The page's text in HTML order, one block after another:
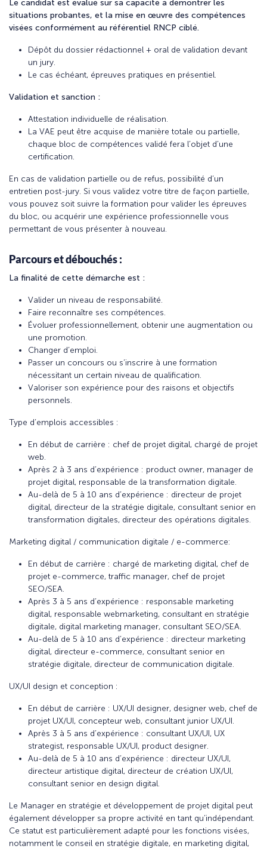
Le candidat est évalué sur sa capacité à démontrer les
situations probantes, et la mise en œuvre des compétences
visées conformément au référentiel RNCP ciblé.
Dépôt du dossier rédactionnel + oral de validation devant
un jury.
Le cas échéant, épreuves pratiques en présentiel.
Validation et sanction :
Attestation individuelle de réalisation.
La VAE peut être acquise de manière totale ou partielle,
chaque bloc de compétences validé fera l’objet d’une
certification.
En cas de validation partielle ou de refus, possibilité d’un
entretien post-jury. Si vous validez votre titre de façon partielle,
vous pouvez soit suivre la formation pour valider les épreuves
du bloc, ou acquérir une expérience professionnelle vous
permettant de vous présenter à nouveau.
Parcours et débouchés :
La finalité de cette démarche est :
Valider un niveau de responsabilité.
Faire reconnaître ses compétences.
Évoluer professionnellement, obtenir une augmentation ou
une promotion.
Changer d’emploi.
Passer un concours ou s’inscrire à une formation
nécessitant un certain niveau de qualification.
Valoriser son expérience pour des raisons et objectifs
personnels.
Type d’emplois accessibles :
En début de carrière : chef de projet digital, chargé de projet
web.
Après 2 à 3 ans d’expérience : product owner, manager de
projet digital, responsable de la transformation digitale.
Au-delà de 5 à 10 ans d’expérience : directeur de projet
digital, directeur de la stratégie digitale, consultant senior en
transformation digitales, directeur des opérations digitales.
Marketing digital / communication digitale / e-commerce:
En début de carrière : chargé de marketing digital, chef de
projet e-commerce, traffic manager, chef de projet
SEO/SEA.
Après 3 à 5 ans d’expérience : responsable marketing
digital, responsable webmarketing, consultant en stratégie
digitale, digital marketing manager, consultant SEO/SEA.
Au-delà de 5 à 10 ans d’expérience : directeur marketing
digital, directeur e-commerce, consultant senior en
stratégie digitale, directeur de communication digitale.
UX/UI design et conception :
En début de carrière : UX/UI designer, designer web, chef de
projet UX/UI, concepteur web, consultant junior UX/UI.
Après 3 à 5 ans d’expérience : consultant UX/UI, UX
strategist, responsable UX/UI, product designer.
Au-delà de 5 à 10 ans d’expérience : directeur UX/UI,
directeur artistique digital, directeur de création UX/UI,
consultant senior en design digital.
Le Manager en stratégie et développement de projet digital peut
également développer sa propre activité en tant qu’indépendant.
Ce statut est particulièrement adapté pour les fonctions visées,
notamment le conseil en stratégie digitale, en marketing digital,